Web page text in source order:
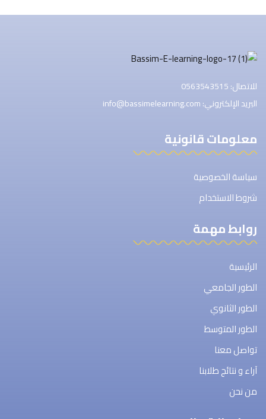
للاتصال: 0563543515
البريد الإلكتروني: info@bassimelearning.com
معلومات قانونية
سياسة الخصوصية
شروط الاستخدام
روابط مهمة
الرئيسية
الطور الجامعي
الطور الثانوي
الطور المتوسط
تواصل معنا
آراء و نتائج طلابنا
من نحن